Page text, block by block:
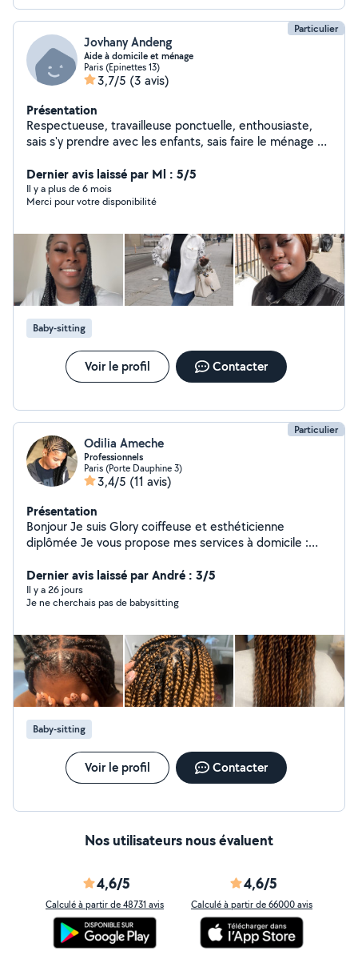
Particulier
Jovhany Andeng
Aide à domicile et ménage
Paris (Epinettes 13)
3,7/5 (3 avis)
Présentation
Respectueuse, travailleuse ponctuelle, enthousiaste,
sais s'y prendre avec les enfants, sais faire le ménage à
Dernier avis laissé par Ml : 5/5
Il y a plus de 6 mois
Merci pour votre disponibilité
Baby-sitting
Voir le profil Contacter
Particulier
Odilia Ameche
Professionnels
Paris (Porte Dauphine 3)
3,4/5 (11 avis)
Présentation
Bonjour Je suis Glory coiffeuse et esthéticienne
diplômée Je vous propose mes services à domicile :
types de cheveux Manucure & pédicure Soins du visage
Relooking & bien-être Menege Babysitting Je me
déplace partout Travail soigné Professionnalisme
message privé pour plus d'infos ou pour prendre rendez-
vous !
Dernier avis laissé par André : 3/5
Il y a 26 jours
Je ne cherchais pas de babysitting
Baby-sitting
Voir le profil Contacter
Nos utilisateurs nous évaluent
4,6/5
Calculé à partir de 48731 avis
4,6/5
Calculé à partir de 66000 avis